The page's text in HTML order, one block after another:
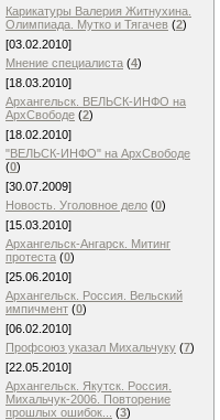
Карикатуры Валерия Житнухина.
Олимпиада. Мутко и Тягачев (2)
[03.02.2010]
Мнение специалиста (4)
[18.03.2010]
Архангельск. ВЕЛЬСК-ИНФО на
АрхСвободе (2)
[18.02.2010]
"ВЕЛЬСК-ИНФО" на АрхСвободе
(0)
[30.07.2009]
Новость. Уголовное дело (0)
[15.03.2010]
Архангельск-Ангарск. Митинг
протеста (0)
[25.06.2010]
Архангельск. Россия. Вельский
импичмент (0)
[06.02.2010]
Профсоюз указал Михальчуку (7)
[22.05.2010]
Архангельск. Якутск. Россия.
Михальчук-2006. Повторение
прошлых ошибок...
(3)